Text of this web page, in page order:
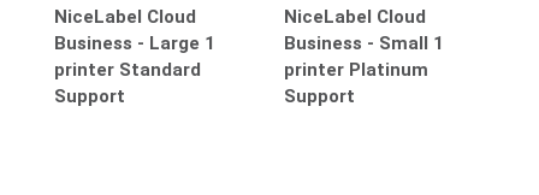
NiceLabel Cloud
Business - Large 1
printer Standard
Support
NiceLabel Cloud
Business - Small 1
printer Platinum
Support